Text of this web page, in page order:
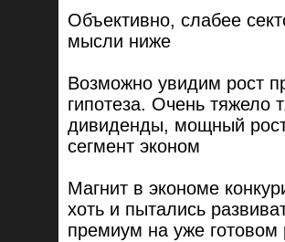
Объективно, слабее
мысли ниже
Возможно увидим рост
гипотеза. Очень тяжело
дивиденды, мощный
сегмент эконом
Магнит в экономе
хоть и пытались
премиум на уже